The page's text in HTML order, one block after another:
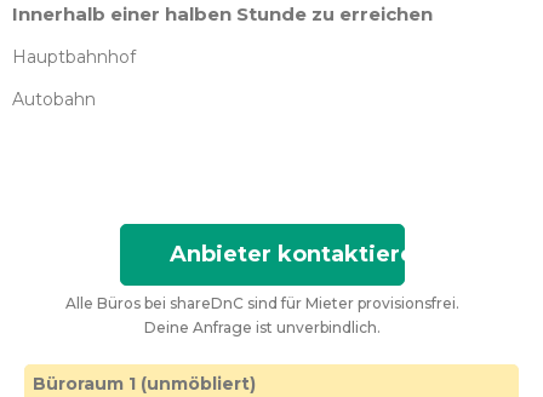
Innerhalb einer halben Stunde zu erreichen
Hauptbahnhof
Autobahn
Anbieter kontaktieren
Alle Büros bei shareDnC sind für Mieter provisionsfrei.
Deine Anfrage ist unverbindlich.
Büroraum 1 (unmöbliert)